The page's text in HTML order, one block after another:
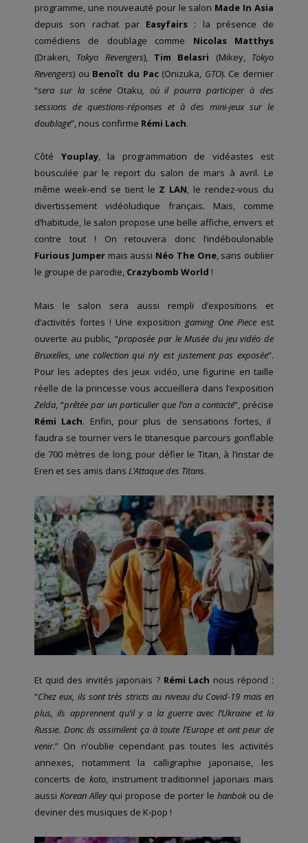
programme, une nouveauté pour le salon Made In Asia
depuis son rachat par Easyfairs : la présence de
comédiens de doublage comme Nicolas Matthys
(Draken, Tokyo Revengers), Tim Belasri (Mikey, Tokyo
Revengers) ou Benoît du Pac(Onizuka, GTO). Ce dernier
“sera sur la scène Otaku, où il pourra participer à des
sessions de questions-réponses et à des mini-jeux sur le
doublage”, nous confirme Rémi Lach.
Côté Youplay, la programmation de vidéastes est
bousculée par le report du salon de mars à avril. Le
même week-end se tient le Z LAN, le rendez-vous du
divertissement vidéoludique français. Mais, comme
d’habitude, le salon propose une belle affiche, envers et
contre tout ! On retouvera donc l’indéboulonable
Furious Jumpermais aussi Néo The One, sans oublier
le groupe de parodie, Crazybomb World !
Mais le salon sera aussi rempli d’expositions et
d’activités fortes ! Une exposition gaming One Piece est
ouverte au public, “proposée par le Musée du jeu vidéo de
Bruxelles, une collection qui n’y est justement pas exposée”.
Pour les adeptes des jeux vidéo, une figurine en taille
réelle de la princesse vous accueillera dans l’exposition
Zelda , “prêtée par un particulier que l’on a contacté”, précise
Rémi Lach. Enfin, pour plus de sensations fortes, il
faudra se tourner vers le titanesque parcours gonflable
de 700 mètres de long, pour défier le Titan, à l’instar de
Eren et ses amis dans L’Attaque des Titans.
Et quid des invités japonais ? Rémi Lach nous répond :
“Chez eux, ils sont très stricts au niveau du Covid-19 mais en
plus, ils apprennent qu’il y a la guerre avec l’Ukraine et la
Russie. Donc ils assimilent ça à toute l’Europe et ont peur de
venir.” On n’oublie cependant pas toutes les activités
annexes, notamment la calligraphie japonaise, les
concerts de koto, instrument traditionnel japonais mais
aussiKorean Alleyqui propose de porter le hanbokou de
deviner des musiques de K-pop !